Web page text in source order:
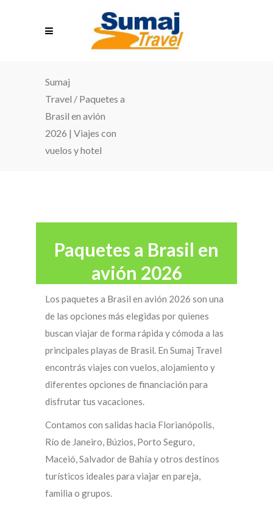
Sumaj
Travel / Paquetes a
Brasil en avión
2026 | Viajes con
vuelos y hotel
Paquetes a Brasil en
avión 2026
Los paquetes a Brasil en avión 2026 son una
de las opciones más elegidas por quienes
buscan viajar de forma rápida y cómoda a las
principales playas de Brasil. En Sumaj Travel
encontrás viajes con vuelos, alojamiento y
diferentes opciones de financiación para
disfrutar tus vacaciones.
Contamos con salidas hacia Florianópolis,
Río de Janeiro, Búzios, Porto Seguro,
Maceió, Salvador de Bahía y otros destinos
turísticos ideales para viajar en pareja,
familia o grupos.